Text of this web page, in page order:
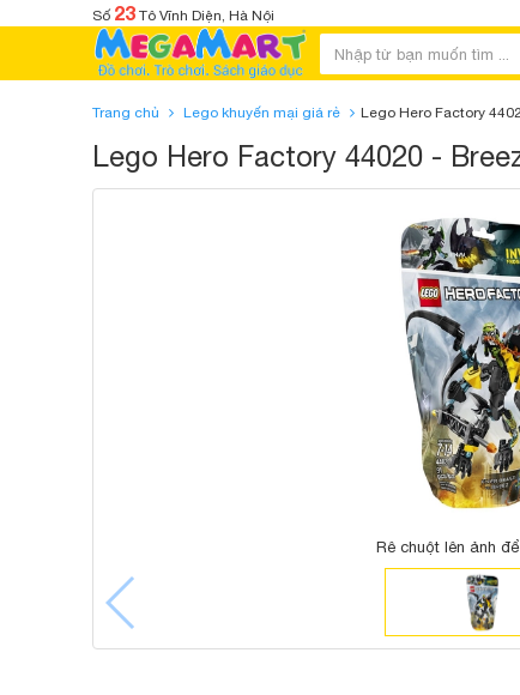
Số 23 Tô Vĩnh Diện, Hà Nội
Trang chủ Lego khuyến mại giá rẻ Lego Hero Factory
Lego Hero Factory 44020 -
Rê chuột lên ảnh